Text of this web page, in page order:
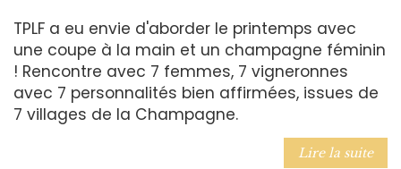
TPLF a eu envie d'aborder le printemps avec
une coupe à la main et un champagne féminin
! Rencontre avec 7 femmes, 7 vigneronnes
avec 7 personnalités bien affirmées, issues de
7 villages de la Champagne.
Lire la suite